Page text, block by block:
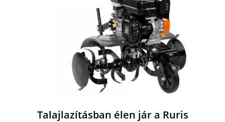
Talajlazításban élen jár a Ruris